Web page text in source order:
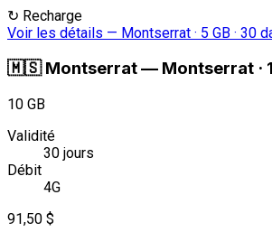
↻ Recharge
Voir les détails — Montserrat · 5 GB · 30
🇲🇸 Montserrat— Montserrat ·
10 GB
Validité
30 jours
Débit
4G
91,50 $